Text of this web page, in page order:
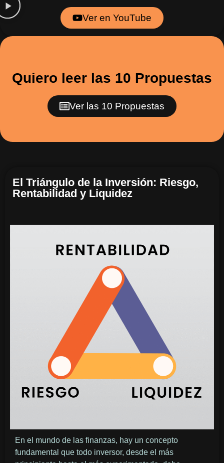
Ver en YouTube
Quiero leer las 10 Propuestas
Ver las 10 Propuestas
El Triángulo de la Inversión: Riesgo,
Rentabilidad y Liquidez
En el mundo de las finanzas, hay un concepto
fundamental que todo inversor, desde el más